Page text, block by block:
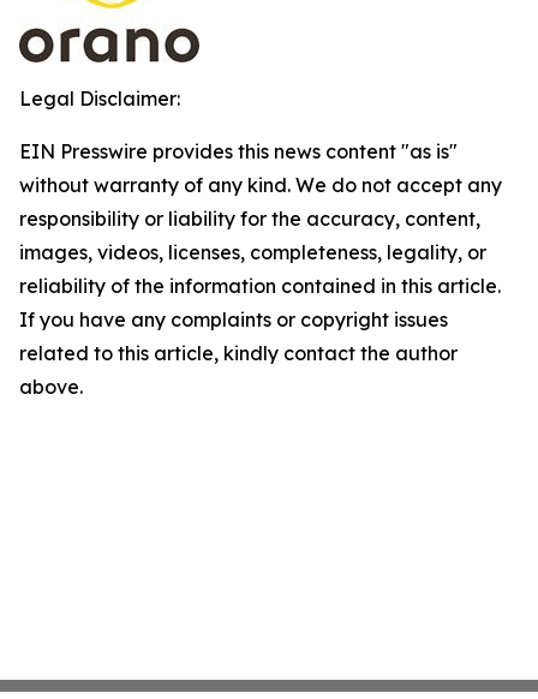
Legal Disclaimer:
EIN Presswire provides this news content "as is"
without warranty of any kind. We do not accept any
responsibility or liability for the accuracy, content,
images, videos, licenses, completeness, legality, or
reliability of the information contained in this article.
If you have any complaints or copyright issues
related to this article, kindly contact the author
above.